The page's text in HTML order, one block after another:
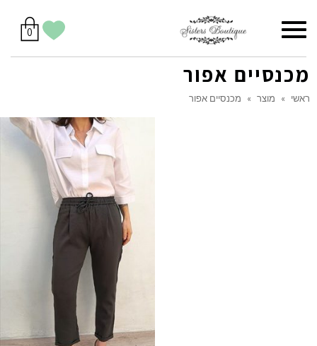
יש
לך
0מוצרים
בסל
הווישליסט
תפריט
מכנסיים אפור
ראשי » מוצר » מכנסיים אפור